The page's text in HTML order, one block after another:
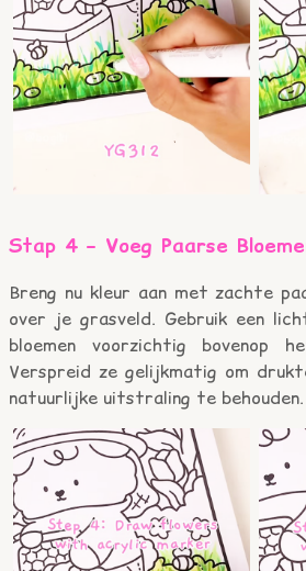
Stap 4 – Voeg Paarse
Breng nu kleur aan met zachte
over je grasveld. Gebruik een
bloemen voorzichtig bovenop
Verspreid ze gelijkmatig om
natuurlijke uitstraling te behouden.